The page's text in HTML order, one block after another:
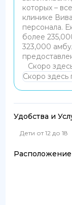
которых –
клинике
персонала.
более
323,000
Скоро
Скоро здесь
Удобства и
Дети от 12 до 18
Расположение